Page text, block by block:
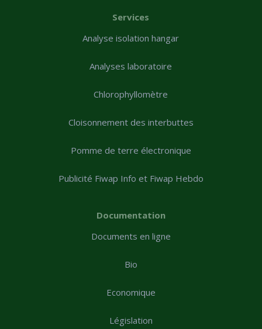
Services
Analyse isolation hangar
Analyses laboratoire
Chlorophyllomètre
Cloisonnement des interbuttes
Pomme de terre électronique
Publicité Fiwap Info et Fiwap Hebdo
Documentation
Documents en ligne
Bio
Economique
Législation